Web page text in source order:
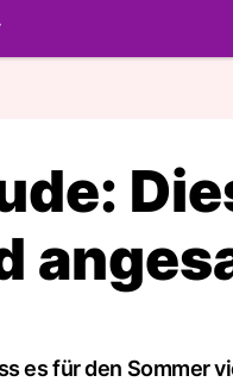
es für den Sommer